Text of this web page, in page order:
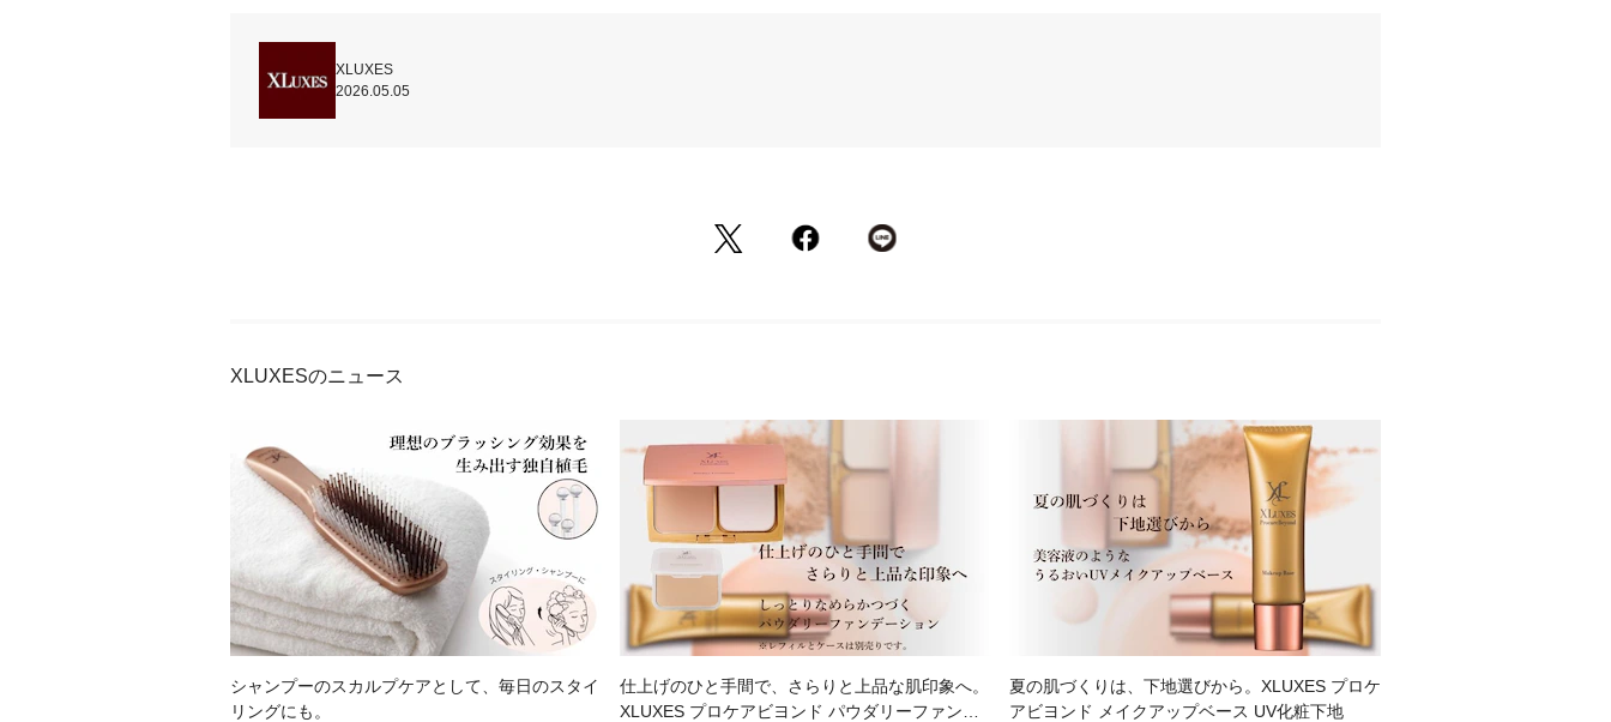
XLUXES
2026.05.05
XLUXESのニュース
シャンプーのスカルプケアとして、毎日のスタイ
リングにも。
仕上げのひと手間で、さらりと上品な肌印象へ。
XLUXES プロケアビヨンド パウダリーファンデ
夏の肌づくりは、下地選びから。XLUXES プロケ
アビヨンド メイクアップベース UV化粧下地